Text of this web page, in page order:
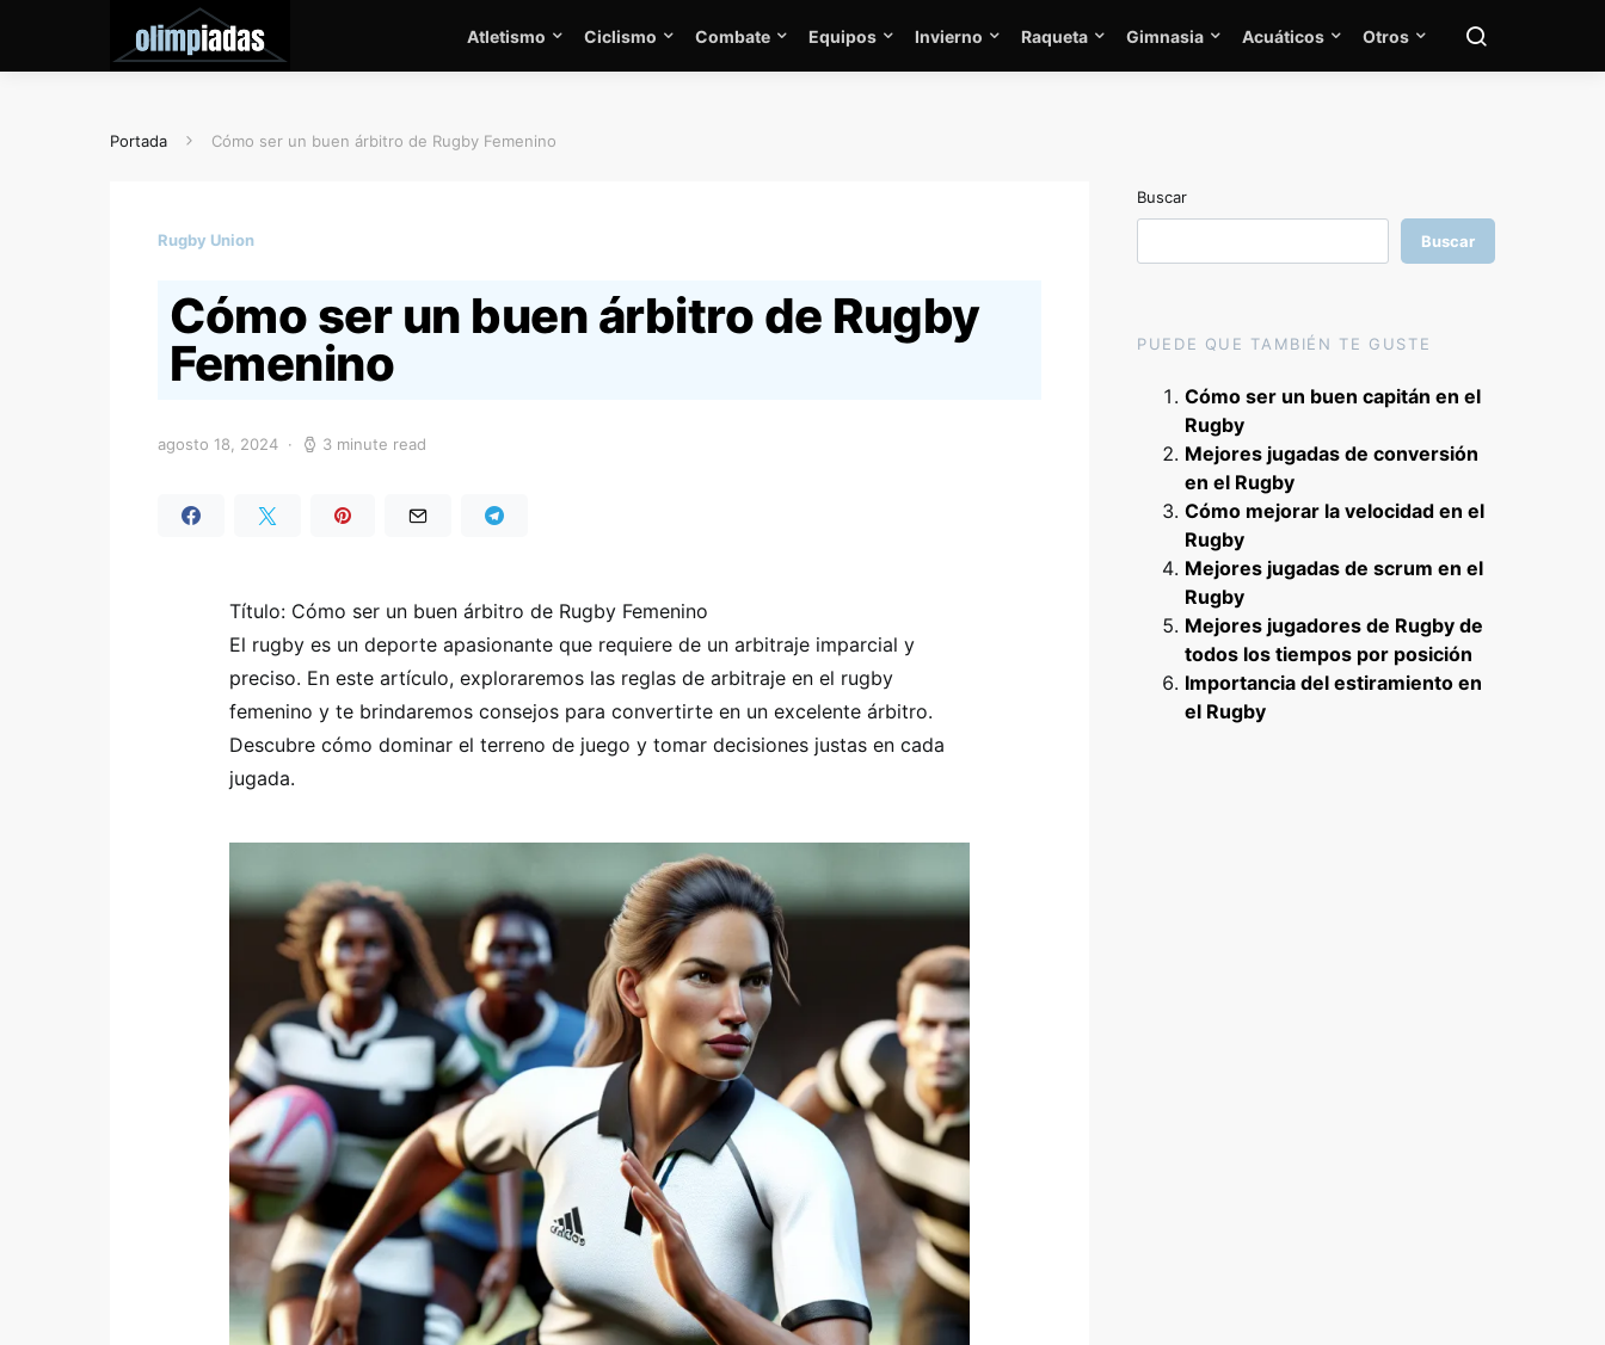
Atletismo Ciclismo Combate Equipos Invierno Raqueta Gimnasia Acuáticos Otros
Portada Cómo ser un buen árbitro de Rugby Femenino
Rugby Union
Cómo ser un buen árbitro de Rugby
Femenino
agosto 18, 2024 3 minute read
Título: Cómo ser un buen árbitro de Rugby Femenino
El rugby es un deporte apasionante que requiere de un arbitraje imparcial y
preciso. En este artículo, exploraremos las reglas de arbitraje en el rugby
femenino y te brindaremos consejos para convertirte en un excelente árbitro.
Descubre cómo dominar el terreno de juego y tomar decisiones justas en cada
jugada.
Buscar
Buscar
PUEDE QUE TAMBIÉN TE GUSTE
Cómo ser un buen capitán en el
Rugby
Mejores jugadas de conversión
en el Rugby
Cómo mejorar la velocidad en el
Rugby
Mejores jugadas de scrum en el
Rugby
Mejores jugadores de Rugby de
todos los tiempos por posición
Importancia del estiramiento en
el Rugby